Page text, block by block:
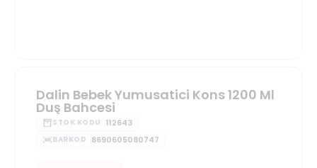
Dalin Bebek Yumusatici Kons 1200 Ml
Duş Bahcesi
STOK KODU 112643
BARKOD 8690605080747